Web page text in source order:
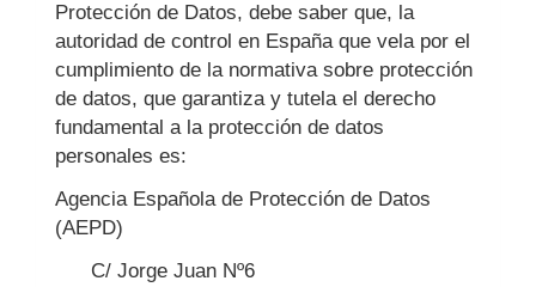
Protección de Datos, debe saber que, la
autoridad de control en España que vela por el
cumplimiento de la normativa sobre protección
de datos, que garantiza y tutela el derecho
fundamental a la protección de datos
personales es:
Agencia Española de Protección de Datos
(AEPD)
C/ Jorge Juan Nº6